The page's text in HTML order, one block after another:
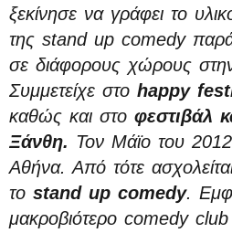
ξεκίνησε να γράφει το
της stand up comedy
σε διάφορους χώρους
Συμμετείχε στο happy
καθώς και στο φεστιβάλ
Ξάνθη. Τον Μάϊο του
Αθήνα. Από τότε
το stand up comedy.
μακροβιότερο comedy club